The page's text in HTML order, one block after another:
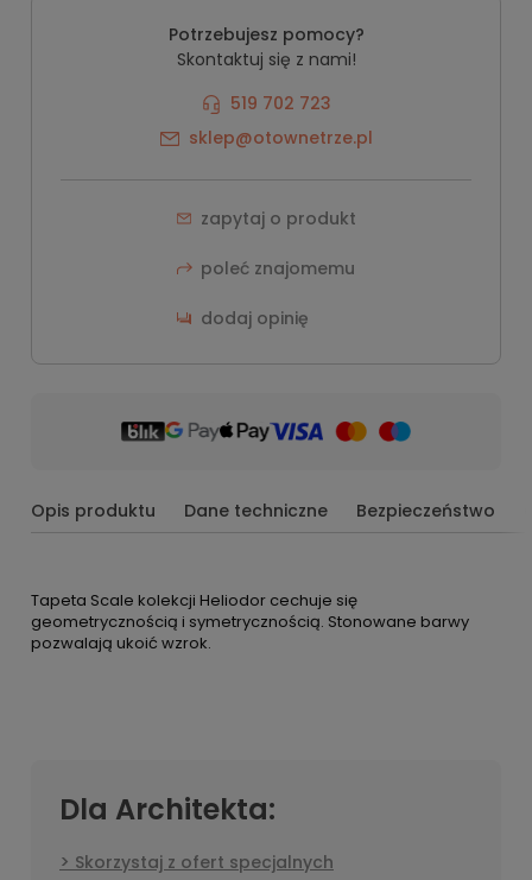
Potrzebujesz pomocy?
Skontaktuj się z nami!
519 702 723
sklep@otownetrze.pl
zapytaj o produkt
poleć znajomemu
dodaj opinię
Opis produktu Dane techniczne Bezpieczeństwo
Tapeta Scale kolekcji Heliodor cechuje się
geometrycznością i symetrycznością. Stonowane barwy
pozwalają ukoić wzrok.
Dla Architekta:
Skorzystaj z ofert specjalnych